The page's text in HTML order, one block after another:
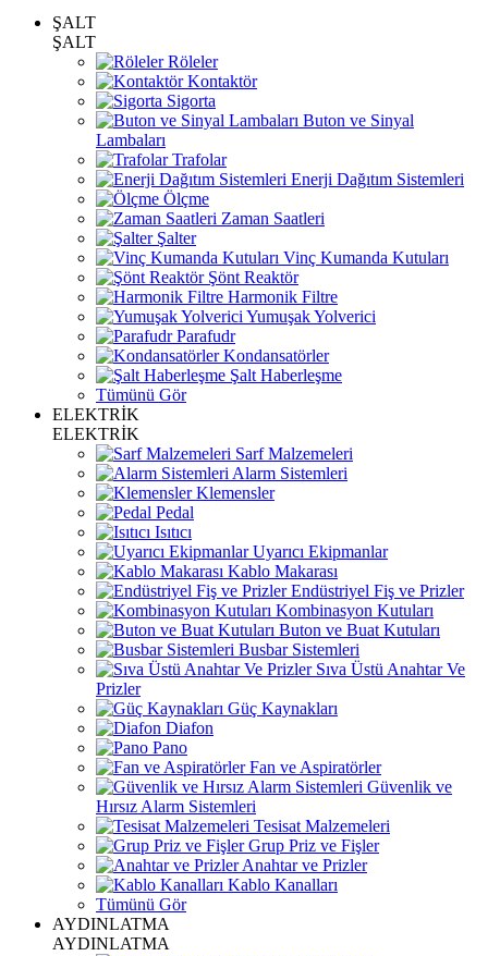
ŞALT
ŞALT
Röleler
Kontaktör
Sigorta
Buton ve Sinyal
Lambaları
Trafolar
Enerji Dağıtım Sistemleri
Ölçme
Zaman Saatleri
Şalter
Vinç Kumanda Kutuları
Şönt Reaktör
Harmonik Filtre
Yumuşak Yolverici
Parafudr
Kondansatörler
Şalt Haberleşme
Tümünü Gör
ELEKTRİK
ELEKTRİK
Sarf Malzemeleri
Alarm Sistemleri
Klemensler
Pedal
Isıtıcı
Uyarıcı Ekipmanlar
Kablo Makarası
Endüstriyel Fiş ve Prizler
Kombinasyon Kutuları
Buton ve Buat Kutuları
Busbar Sistemleri
Sıva Üstü Anahtar Ve
Prizler
Güç Kaynakları
Diafon
Pano
Fan ve Aspiratörler
Güvenlik ve
Hırsız Alarm Sistemleri
Tesisat Malzemeleri
Grup Priz ve Fişler
Anahtar ve Prizler
Kablo Kanalları
Tümünü Gör
AYDINLATMA
AYDINLATMA